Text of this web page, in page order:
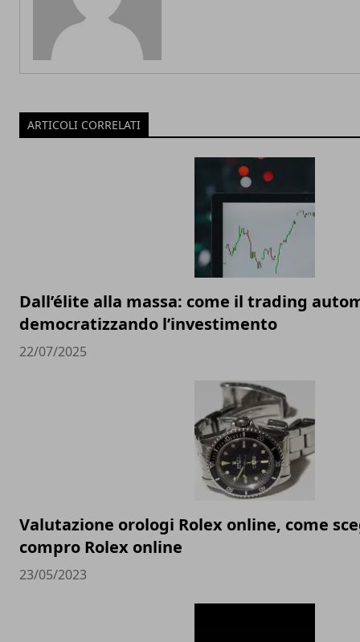
ARTICOLI CORRELATI
Dall’élite alla massa: come il trading
democratizzando l’investimento
22/07/2025
Valutazione orologi Rolex online, come
compro Rolex online
23/05/2023